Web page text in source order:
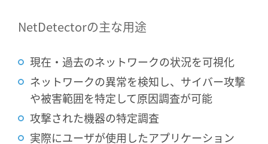
NetDetectorの主な用途
現在・過去のネットワークの状況を可視化
ネットワークの異常を検知し、サイバー攻撃
や被害範囲を特定して原因調査が可能
攻撃された機器の特定調査
実際にユーザが使用したアプリケーション